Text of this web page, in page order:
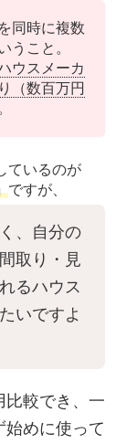
同時に複数
うこと。
ウスメーカ
（数百万円
。
ているのが
ですが、
、自分の
取り・見
るハウス
いですよ
比較でき、一
めに使って